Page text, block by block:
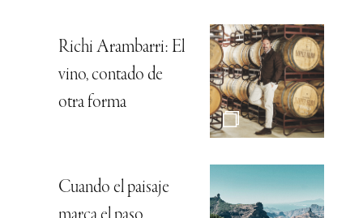
Richi Arambarri: El
vino, contado de
otra forma
Cuando el paisaje